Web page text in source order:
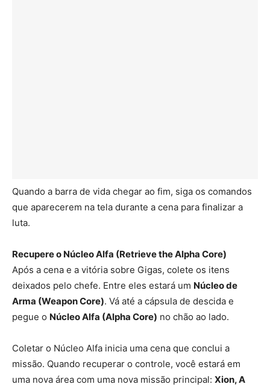
Quando a barra de vida chegar ao fim, siga os comandos
que aparecerem na tela durante a cena para finalizar a
luta.
Recupere o Núcleo Alfa (Retrieve the Alpha Core)
Após a cena e a vitória sobre Gigas, colete os itens
deixados pelo chefe. Entre eles estará um Núcleo de
Arma (Weapon Core). Vá até a cápsula de descida e
pegue o Núcleo Alfa (Alpha Core) no chão ao lado.
Coletar o Núcleo Alfa inicia uma cena que conclui a
missão. Quando recuperar o controle, você estará em
uma nova área com uma nova missão principal: Xion, A